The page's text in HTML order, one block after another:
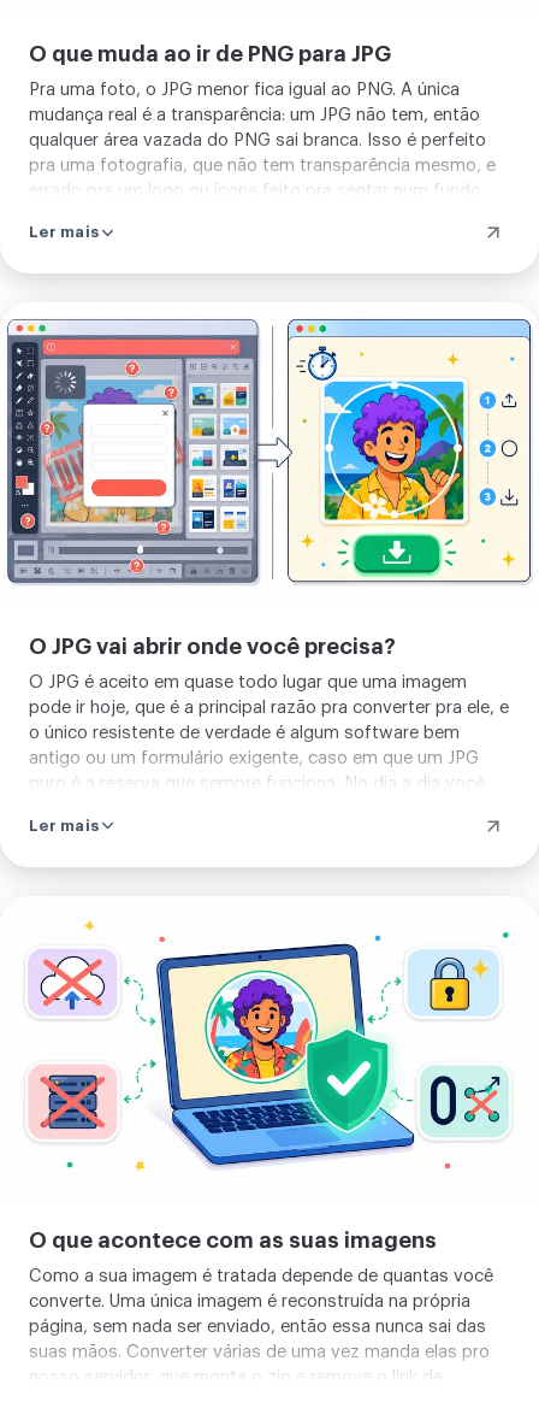
O que muda ao ir de PNG para JPG
Pra uma foto, o JPG menor fica igual ao PNG. A única
mudança real é a transparência: um JPG não tem, então
qualquer área vazada do PNG sai branca. Isso é perfeito
pra uma fotografia, que não tem transparência mesmo, e
errado pra um logo ou ícone feito pra sentar num fundo
WebP.
Ler mais
Enviar
sua
imagem
O JPG vai abrir onde você precisa?
O JPG é aceito em quase todo lugar que uma imagem
pode ir hoje, que é a principal razão pra converter pra ele, e
o único resistente de verdade é algum software bem
antigo ou um formulário exigente, caso em que um JPG
puro é a reserva que sempre funciona. No dia a dia você
Ler mais
imagem
O que acontece com as suas imagens
Como a sua imagem é tratada depende de quantas você
converte. Uma única imagem é reconstruída na própria
página, sem nada ser enviado, então essa nunca sai das
suas mãos. Converter várias de uma vez manda elas pro
nosso servidor, que monta o zip e remove o link de